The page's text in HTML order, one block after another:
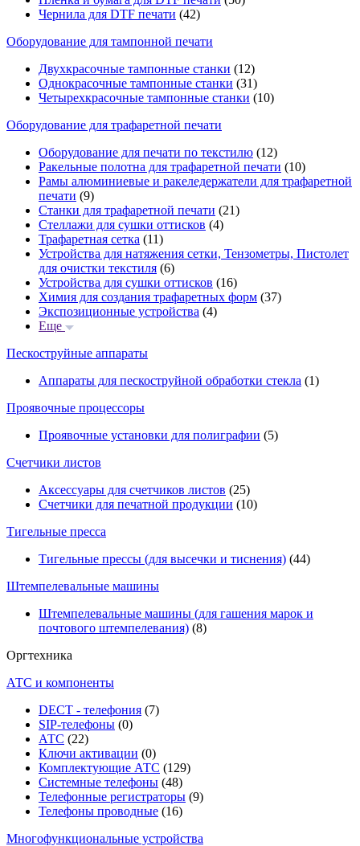
Чернила для DTF печати (42)
Оборудование для тампонной печати
Двухкрасочные тампонные станки (12)
Однокрасочные тампонные станки (31)
Четырехкрасочные тампонные станки (10)
Оборудование для трафаретной печати
Оборудование для печати по текстилю (12)
Ракельные полотна для трафаретной печати (10)
Рамы алюминиевые и ракеледержатели для трафаретной
печати (9)
Станки для трафаретной печати (21)
Стеллажи для сушки оттисков (4)
Трафаретная сетка (11)
Устройства для натяжения сетки, Тензометры, Пистолет
для очистки текстиля (6)
Устройства для сушки оттисков (16)
Химия для создания трафаретных форм (37)
Экспозиционные устройства (4)
Еще
Пескоструйные аппараты
Аппараты для пескоструйной обработки стекла (1)
Проявочные процессоры
Проявочные установки для полиграфии (5)
Счетчики листов
Аксессуары для счетчиков листов (25)
Счетчики для печатной продукции (10)
Тигельные пресса
Тигельные прессы (для высечки и тиснения) (44)
Штемпелевальные машины
Штемпелевальные машины (для гашения марок и
почтового штемпелевания) (8)
Оргтехника
АТС и компоненты
DECT - телефония (7)
SIP-телефоны (0)
АТС (22)
Ключи активации (0)
Комплектующие АТС (129)
Системные телефоны (48)
Телефонные регистраторы (9)
Телефоны проводные (16)
Многофункциональные устройства